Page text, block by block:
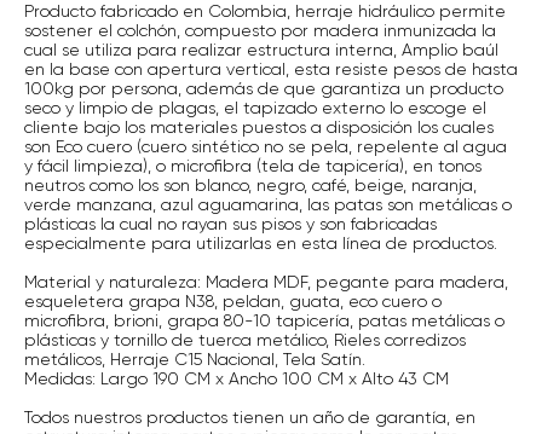
Producto fabricado en Colombia, herraje hidráulico permite
sostener el colchón, compuesto por madera inmunizada la
cual se utiliza para realizar estructura interna, Amplio baúl
en la base con apertura vertical, esta resiste pesos de hasta
100kg por persona, además de que garantiza un producto
seco y limpio de plagas, el tapizado externo lo escoge el
cliente bajo los materiales puestos a disposición los cuales
son Eco cuero (cuero sintético no se pela, repelente al agua
y fácil limpieza), o microfibra (tela de tapicería), en tonos
neutros como los son blanco, negro, café, beige, naranja,
verde manzana, azul aguamarina, las patas son metálicas o
plásticas la cual no rayan sus pisos y son fabricadas
especialmente para utilizarlas en esta línea de productos.
Material y naturaleza: Madera MDF, pegante para madera,
esqueletera grapa N38, peldan, guata, eco cuero o
microfibra, brioni, grapa 80-10 tapicería, patas metálicas o
plásticas y tornillo de tuerca metálico, Rieles corredizos
metálicos, Herraje C15 Nacional, Tela Satín.
Medidas: Largo 190 CM x Ancho 100 CM x Alto 43 CM
Todos nuestros productos tienen un año de garantía, en